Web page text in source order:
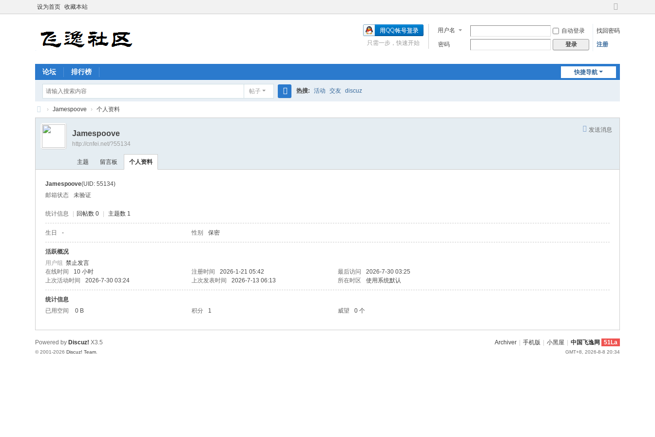
设为首页 收藏本站
切
到
用户名 自动登录
找回密码
密码
登录 注册
只需一步，快速开始
快捷导航
论坛 排行榜
帖子
索
热搜: 活动 交友 discuz
飞
社
› Jamespoove › 个人资料
发送消息
Jamespoove
http://cnfei.net/?55134
主题 留言板 个人资料
Jamespoove(UID: 55134)
邮箱状态
未验证
统计信息 回帖数 0 主题数 1
生日 - 性别 保密
活跃概况
用户组 禁止发言
在线时间
10 小时 注册时间 2026-1-21 05:42 最后访问
2026-7-30 03:25
上次活动时间
2026-7-30 03:24 上次发表时间 2026-7-13 06:13 所在时区 使用系统默认
统计信息
已用空间
0 B 积分 1 威望 0 个
Archiver 手机版 小黑屋 中国飞逸网 51La
GMT+8, 2026-8-8 20:34
Powered by Discuz! X3.5
© 2001-2026 Discuz! Team